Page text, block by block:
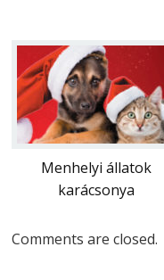
Menhelyi állatok
karácsonya
Comments are closed.